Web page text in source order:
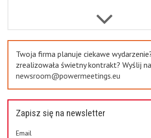
Twoja firma planuje ciekawe
zrealizowała świetny kontrakt? Wyślij
newsroom@powermeetings.eu
Zapisz się na newsletter
Email